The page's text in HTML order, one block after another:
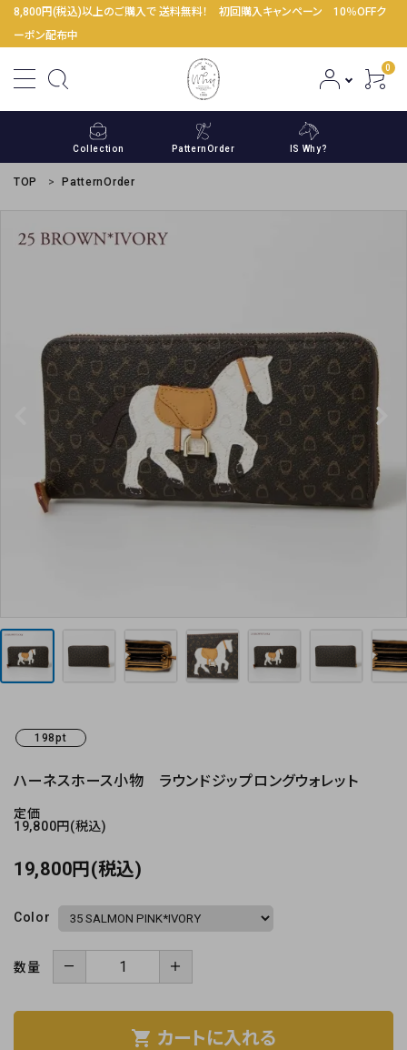
8,800円(税込)以上のご購入で 送料無料！ 初回購入キャンペーン 10％OFFク
ーポン配布中
0
Collection PatternOrder IS Why?
person
コンテンツ
お気に入り
お支払方法
プライバシーポリシー
TOP PatternOrder
198pt
ハーネスホース小物 ラウンドジップロングウォレット
定価
19,800円(税込)
19,800円(税込)
Color
数量 － ＋
shopping_cart カートに入れる